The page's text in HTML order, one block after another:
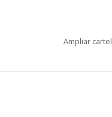
Ampliar cartel